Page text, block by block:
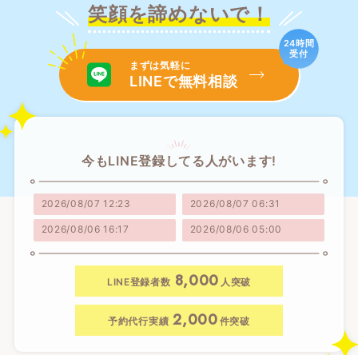
笑顔を諦めないで！
まずは気軽に
LINEで無料相談
24時間
受付
今もLINE登録してる人がいます!
2026/08/07 12:23 2026/08/07 06:31
2026/08/06 16:17 2026/08/06 05:00
LINE登録者数 8,000 人突破
予約代行実績 2,000 件突破